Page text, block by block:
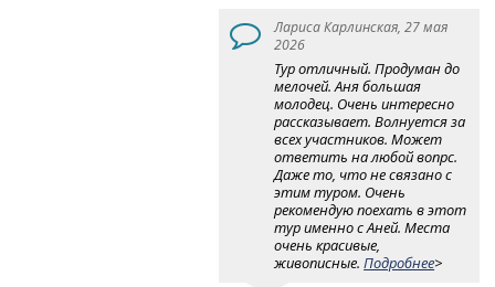
Лариса Карлинская, 27 мая
2026
Тур отличный. Продуман до
мелочей. Аня большая
молодец. Очень интересно
рассказывает. Волнуется за
всех участников. Может
ответить на любой вопрс.
Даже то, что не связано с
этим туром. Очень
рекомендую поехать в этот
тур именно с Аней. Места
очень красивые,
живописные.Подробнее>